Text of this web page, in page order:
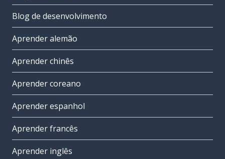
Blog de desenvolvimento
Aprender alemão
Aprender chinês
Aprender coreano
Aprender espanhol
Aprender francês
Aprender inglês